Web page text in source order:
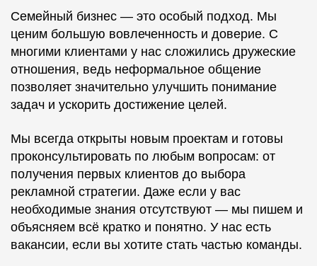
Семейный бизнес — это особый подход. Мы
ценим большую вовлеченность и доверие. С
многими клиентами у нас сложились дружеские
отношения, ведь неформальное общение
позволяет значительно улучшить понимание
задач и ускорить достижение целей.
Мы всегда открыты новым проектам и готовы
проконсультировать по любым вопросам: от
получения первых клиентов до выбора
рекламной стратегии. Даже если у вас
необходимые знания отсутствуют — мы пишем и
объясняем всё кратко и понятно. У нас есть
вакансии, если вы хотите стать частью команды.